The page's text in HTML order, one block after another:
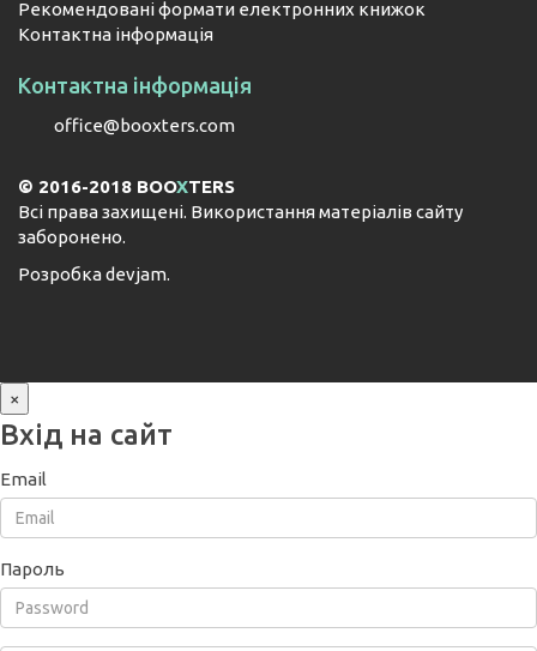
Рекомендовані формати електронних книжок
Контактна інформація
Контактна інформація
office@booxters.com
© 2016-2018 BOOXTERS
Всі права захищені. Використання матеріалів сайту
заборонено.
Розробкаdevjam.
×
Вхід на сайт
Email
Пароль